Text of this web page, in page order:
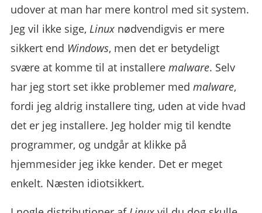
udover at man har mere kontrol med sit system.
Jeg vil ikke sige,Linux nødvendigvis er mere
sikkert end Windows, men det er betydeligt
svære at komme til at installeremalware. Selv
har jeg stort set ikke problemer medmalware,
fordi jeg aldrig installere ting, uden at vide hvad
det er jeg installere. Jeg holder mig til kendte
programmer, og undgår at klikke på
hjemmesider jeg ikke kender. Det er meget
enkelt. Næsten idiotsikkert.